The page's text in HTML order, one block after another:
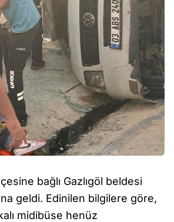
bağlı Gazlıgöl beldesi
geldi. Edinilen bilgilere göre,
midibüse henüz